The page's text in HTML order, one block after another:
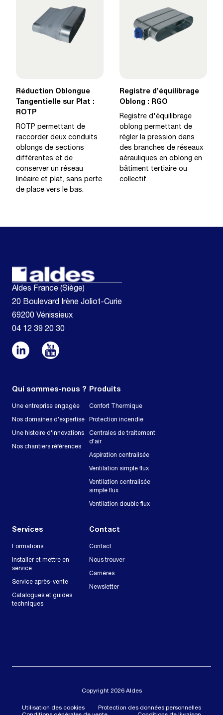
Réduction Oblongue
Tangentielle sur Plat :
ROTP
ROTP permettant de
raccorder deux conduits
oblongs de sections
différentes et de
conserver un réseau
linéaire et plat, sans perte
de place vers le bas.
Registre d’équilibrage
Oblong : RGO
Registre d'équilibrage
oblong permettant de
régler la pression dans
des branches de réseaux
aérauliques en oblong en
bâtiment tertiaire ou
collectif.
Aldes France (Siège)
20 Boulevard Irène Joliot-Curie
69200 Vénissieux
04 12 39 20 30
Qui sommes-nous ?
Une entreprise engagée
Nos domaines d'expertise
Une histoire d'innovations
Nos chantiers références
Produits
Confort Thermique
Protection incendie
Centrales de traitement
d'air
Aspiration centralisée
Ventilation simple flux
Ventilation centralisée
simple flux
Ventilation double flux
Services
Formations
Installer et mettre en
service
Service après-vente
Catalogues et guides
techniques
Contact
Contact
Nous trouver
Carrières
Newsletter
Copyright 2026 Aldes
Utilisation des cookies
Protection des données personnelles